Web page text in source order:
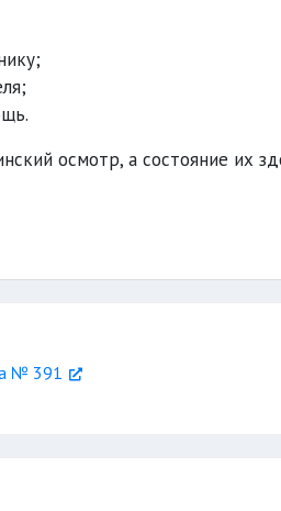
осмотр, а состояние их
№ 391